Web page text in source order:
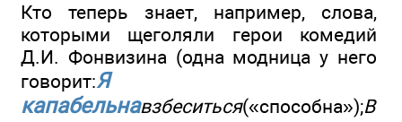
Кто теперь знает, например, слова,
которыми щеголяли герои комедий
Д.И. Фонвизина (одна модница у него
говорит:Я
капабельнавзбеситься(«способна»);В